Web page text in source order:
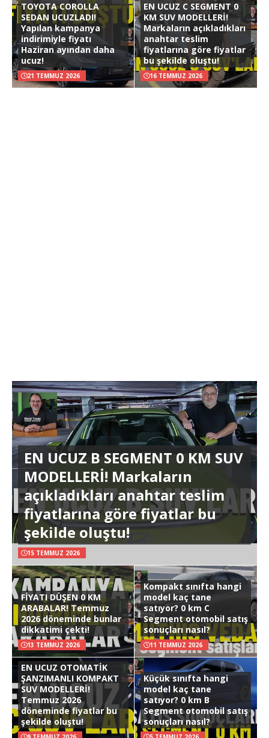
TOYOTA COROLLA
SEDAN UCUZLADI!
Yapılan kampanya
indirimiyle fiyatı
Haziran ayından daha
ucuz!
21 TEMMUZ 2026
EN UCUZ C SEGMENT 0
KM SUV MODELLERİ!
Markaların açıkladıkları
anahtar teslim
fiyatlarına göre fiyatlar
bu şekilde oluştu!
16 TEMMUZ 2026
EN UCUZ B SEGMENT 0 KM SUV
MODELLERİ! Markaların
açıkladıkları anahtar teslim
fiyatlarına göre fiyatlar bu
şekilde oluştu!
15 TEMMUZ 2026
FİYATI DÜŞEN 0 KM
ARABALAR! Temmuz
2026 döneminde bunlar
dikkatimi çekti!
13 TEMMUZ 2026
Kompakt sınıfta hangi
model kaç tane
satıyor? 0 km C
Segment otomobil satış
sonuçları nasıl?
11 TEMMUZ 2026
EN UCUZ OTOMATİK
ŞANZIMANLI KOMPAKT
SUV MODELLERİ!
Temmuz 2026
döneminde fiyatlar bu
şekilde oluştu!
Küçük sınıfta hangi
model kaç tane
satıyor? 0 km B
Segment otomobil satış
sonuçları nasıl?